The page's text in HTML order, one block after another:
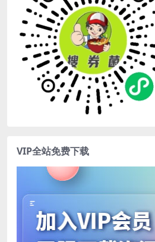
VIP全站免费下载